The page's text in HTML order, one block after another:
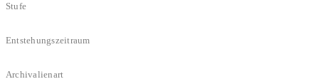
Stufe
Entstehungszeitraum
Archivalienart